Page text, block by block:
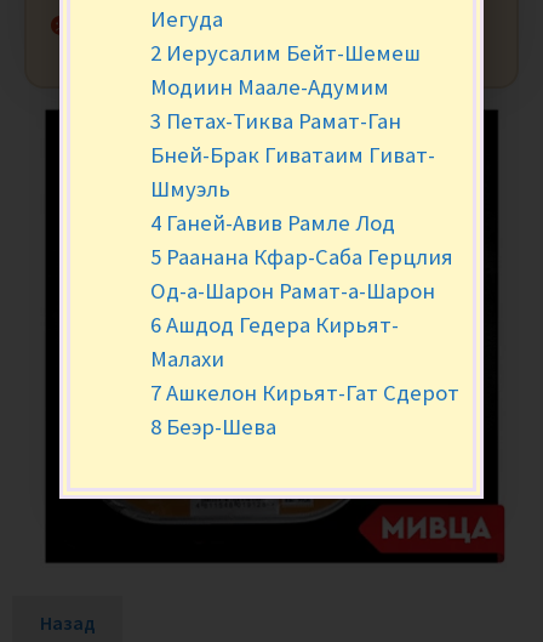
Нет в наличии
Назад
Иегуда
2 Иерусалим Бейт-Шемеш
Модиин Маале-Адумим
3 Петах-Тиква Рамат-Ган
Бней-Брак Гиватаим Гиват-
Шмуэль
4 Ганей-Авив Рамле Лод
5 Раанана Кфар-Саба Герцлия
Од-а-Шарон Рамат-а-Шарон
6 Ашдод Гедера Кирьят-
Малахи
7 Ашкелон Кирьят-Гат Сдерот
8 Беэр-Шева